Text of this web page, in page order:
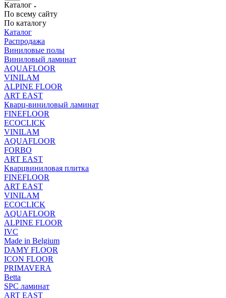
Каталог
По всему сайту
По каталогу
Каталог
Распродажа
Виниловые полы
Виниловый ламинат
AQUAFLOOR
VINILAM
ALPINE FLOOR
ART EAST
Кварц-виниловый ламинат
FINEFLOOR
ECOCLICK
VINILAM
AQUAFLOOR
FORBO
ART EAST
Кварцвиниловая плитка
FINEFLOOR
ART EAST
VINILAM
ECOCLICK
AQUAFLOOR
ALPINE FLOOR
IVC
Made in Belgium
DAMY FLOOR
ICON FLOOR
PRIMAVERA
Betta
SPC ламинат
ART EAST